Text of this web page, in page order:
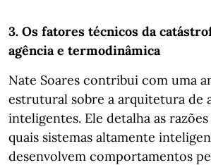
3. Os fatores técnicos da
agência e termodinâmica
Nate Soares contribui com uma
estrutural sobre a arquitetura de
inteligentes. Ele detalha as
quais sistemas altamente
desenvolvem comportamentos